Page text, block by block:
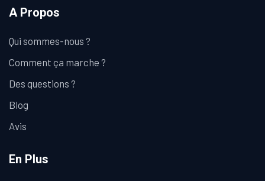
A Propos
Qui sommes-nous ?
Comment ça marche ?
Des questions ?
Blog
Avis
En Plus